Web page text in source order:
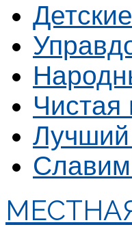
Чистая
Лучший
Славим